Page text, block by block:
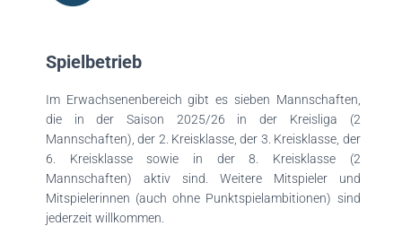
Spielbetrieb
Im Erwachsenenbereich gibt es sieben Mannschaften,
die in der Saison 2025/26 in der Kreisliga (2
Mannschaften), der 2. Kreisklasse, der 3. Kreisklasse, der
6. Kreisklasse sowie in der 8. Kreisklasse (2
Mannschaften) aktiv sind. Weitere Mitspieler und
Mitspielerinnen (auch ohne Punktspielambitionen) sind
jederzeit willkommen.